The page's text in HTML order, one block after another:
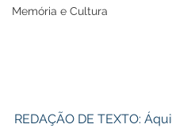
Memória e Cultura
REDAÇÃO DE TEXTO: